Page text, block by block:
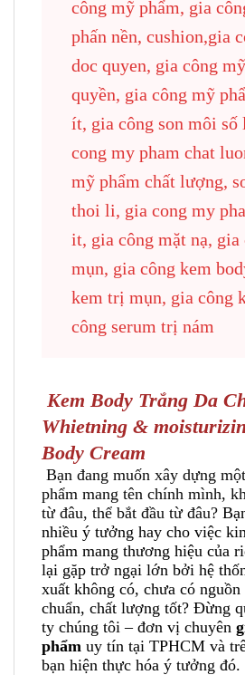
công mỹ phẩm, gia
phấn nền, cushion,gia
doc quyen, gia công
quyền, gia công mỹ
ít, gia công son môi
cong my pham chat
mỹ phẩm chất lượng,
thoi li, gia cong my
it, gia công mặt nạ, gia
mụn, gia công kem
kem trị mụn, gia công
công serum trị nám
Kem Body Trắng Da
Whietning &
Body Cream
Bạn đang muốn xây dựng
phẩm mang tên chính mình,
từ đâu, thể bắt đầu từ đâu?
nhiều ý tưởng hay cho việc
phẩm mang thương hiệu của
lại gặp trở ngại lớn bởi hệ
xuất không có, chưa có
chuẩn, chất lượng tốt? Đừng
ty chúng tôi – đơn vị chuyên
phẩm uy tín tại TPHCM và
bạn hiện thực hóa ý tưởng đó.